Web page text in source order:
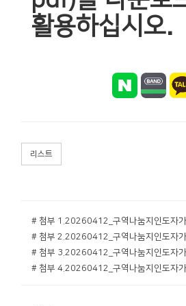
활용하십시오.
리스트
# 첨부 1.20260412_구역나눔지인도자
# 첨부 2.20260412_구역나눔지인도자
# 첨부 3.20260412_구역나눔지인도자
# 첨부 4.20260412_구역나눔지인도자